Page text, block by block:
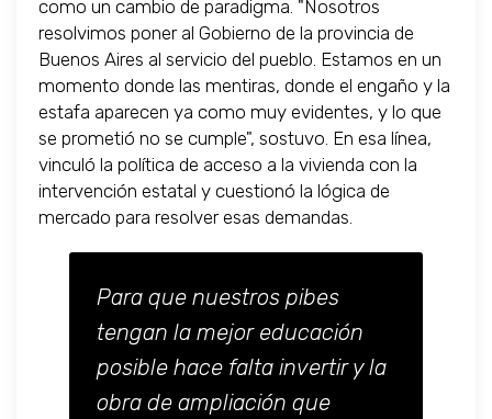
como un cambio de paradigma. "Nosotros
resolvimos poner al Gobierno de la provincia de
Buenos Aires al servicio del pueblo. Estamos en un
momento donde las mentiras, donde el engaño y la
estafa aparecen ya como muy evidentes, y lo que
se prometió no se cumple", sostuvo. En esa línea,
vinculó la política de acceso a la vivienda con la
intervención estatal y cuestionó la lógica de
mercado para resolver esas demandas.
Para que nuestros pibes
tengan la mejor educación
posible hace falta invertir y la
obra de ampliación que